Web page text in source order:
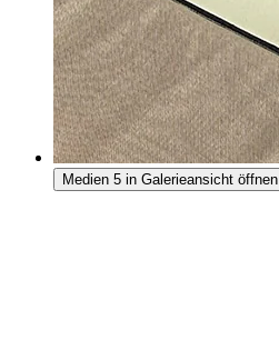
Medien 5 in Galerieansicht öffnen